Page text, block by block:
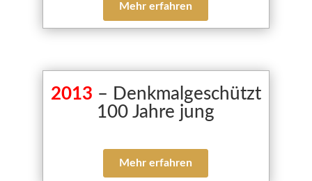
Mehr erfahren
2013 – Denkmalgeschützt
100 Jahre jung
Mehr erfahren